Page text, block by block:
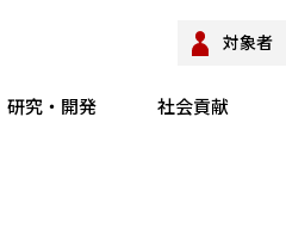
研究・開発 社会貢献
対象者